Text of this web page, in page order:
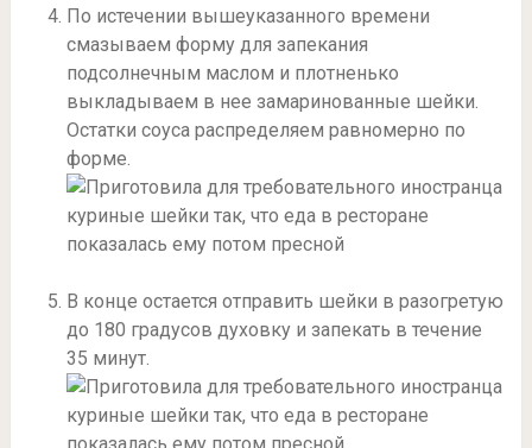
По истечении вышеуказанного времени
смазываем форму для запекания
подсолнечным маслом и плотненько
выкладываем в нее замаринованные шейки.
Остатки соуса распределяем равномерно по
форме.
В конце остается отправить шейки в разогретую
до 180 градусов духовку и запекать в течение
35 минут.